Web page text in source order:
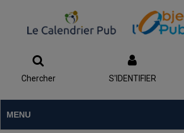
Chercher S'IDENTIFIER
MENU